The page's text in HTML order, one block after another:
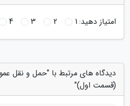
امتیاز دهید:1
2
3
4
دیدگاه های مرتبط با "حمل و نقل
(قسمت اول)"